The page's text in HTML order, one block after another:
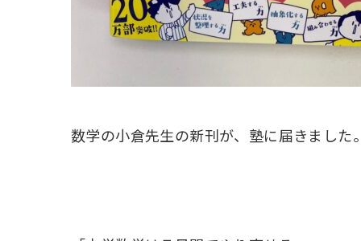
数学の小倉先生の新刊が、塾に届きました